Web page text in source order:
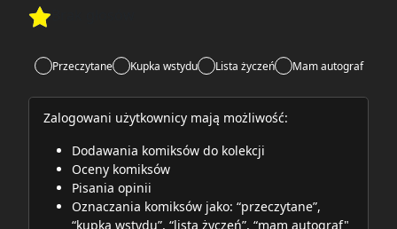
Rate this item:
Przeczytane Kupka wstydu Lista życzeń Mam autograf
Zalogowani użytkownicy mają możliwość:
Dodawania komiksów do kolekcji
Oceny komiksów
Pisania opinii
Oznaczania komiksów jako: “przeczytane”,
“kupka wstydu”, “lista życzeń”, “mam autograf"